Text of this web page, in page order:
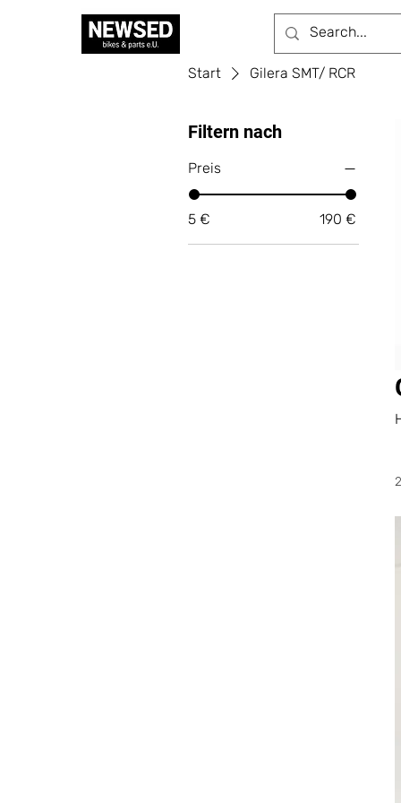
Start Gilera SMT/ RCR
Filtern nach
Preis
5 € 190 €